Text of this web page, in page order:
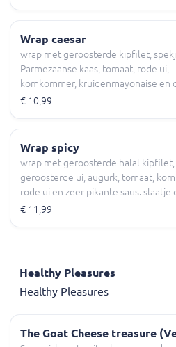
Wrap caesar
wrap met geroosterde kipfilet,
Parmezaanse kaas, tomaat, rode ui,
komkommer, kruidenmayonaise en
slaatje on the side
€ 10,99
Wrap spicy
wrap met geroosterde halal kipfilet,
geroosterde ui, augurk, tomaat,
rode ui en zeer pikante saus. slaatje
Halal
€ 11,99
Healthy Pleasures
Healthy Pleasures
The Goat Cheese treasure